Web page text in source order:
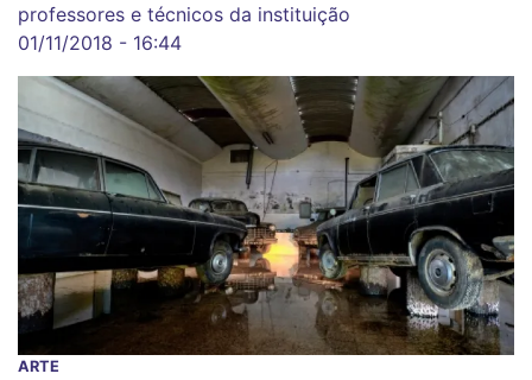
professores e técnicos da instituição
01/11/2018 - 16:44
ARTE